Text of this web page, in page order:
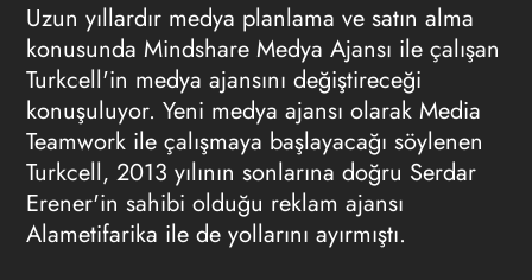
Uzun yıllardır medya planlama ve satın alma
konusunda Mindshare Medya Ajansı ile çalışan
Turkcell'in medya ajansını değiştireceği
konuşuluyor. Yeni medya ajansı olarak Media
Teamwork ile çalışmaya başlayacağı söylenen
Turkcell, 2013 yılının sonlarına doğru Serdar
Erener'in sahibi olduğu reklam ajansı
Alametifarika ile de yollarını ayırmıştı.